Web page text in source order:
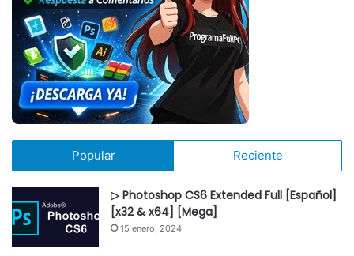
Popular Reciente
▷ Photoshop CS6 Extended Full [Español]
[x32 & x64] [Mega]
15 enero, 2024